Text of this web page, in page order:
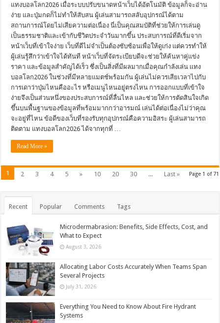
แทงบอลโลก2026 เมื่อระบบปรับขนาดหน้าเว็บได้อัตโนมัติ ข้อมูลก็จะอ่าน
ง่าย และปุ่มกดก็ไม่ทำให้สับสน ผู้เล่นสามารถสลับอุปกรณ์ได้ตาม
สถานการณ์โดยไม่เสียความต่อเนื่อง นี่เป็นคุณสมบัติที่ช่วยให้การเล่นดู
เป็นธรรมชาติและเข้ากับชีวิตประจำวันมากขึ้น ประสบการณ์ที่ดีเริ่มจาก
หน้าเว็บที่เข้าใจง่าย เว็บที่ดีไม่จำเป็นต้องซับซ้อนเพื่อให้ดูเก่ง แต่ควรทำให้
ผู้เล่นรู้สึกว่าเข้าใจได้ทันที หน้าเว็บที่จัดระเบียบดีจะช่วยให้ค้นหาคู่แข่ง
ราคา และข้อมูลสำคัญได้เร็ว ซึ่งเป็นสิ่งที่มีผลมากเมื่อคุณกำลังเล่น แทง
บอลโลก2026 ในช่วงที่มีหลายแมตช์พร้อมกัน ผู้เล่นไม่ควรเสียเวลาไปกับ
การเดาว่าปุ่มไหนคืออะไร หรือเมนูไหนอยู่ตรงไหน การออกแบบที่เข้าใจ
ง่ายจึงเป็นส่วนหนึ่งของประสบการณ์ที่ลื่นไหล และช่วยให้การตัดสินใจเกิด
ขึ้นบนพื้นฐานของข้อมูลที่พร้อมมากกว่าอารมณ์ เล่นได้ต่อเนื่องไม่ว่าคุณ
จะอยู่ที่ไหน ข้อดีของเว็บที่รองรับทุกอุปกรณ์คือความอิสระ ผู้เล่นสามารถ
ติดตาม แทงบอลโลก2026 ได้จากทุกที่ …
Read More »
Page 1 of 71
1 2 3 4 5 » 10 20 30 ... Last »
Recent Popular Comments Tags
Microdermabrasion: Benefits, Side Effects, Cost, and
What to Expect
August 3, 2026
Allocating Labor Costs Accurately When Teams Span
Several Projects
July 31, 2026
Everything You Need to Know About Fire Hydrant
Systems